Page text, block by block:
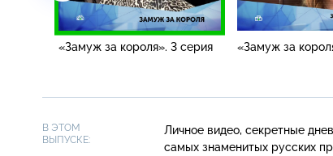
«Замуж за короля». 3 серия «Замуж за
В ЭТОМ
ВЫПУСКЕ:
Личное видео, секретные
самых знаменитых русских